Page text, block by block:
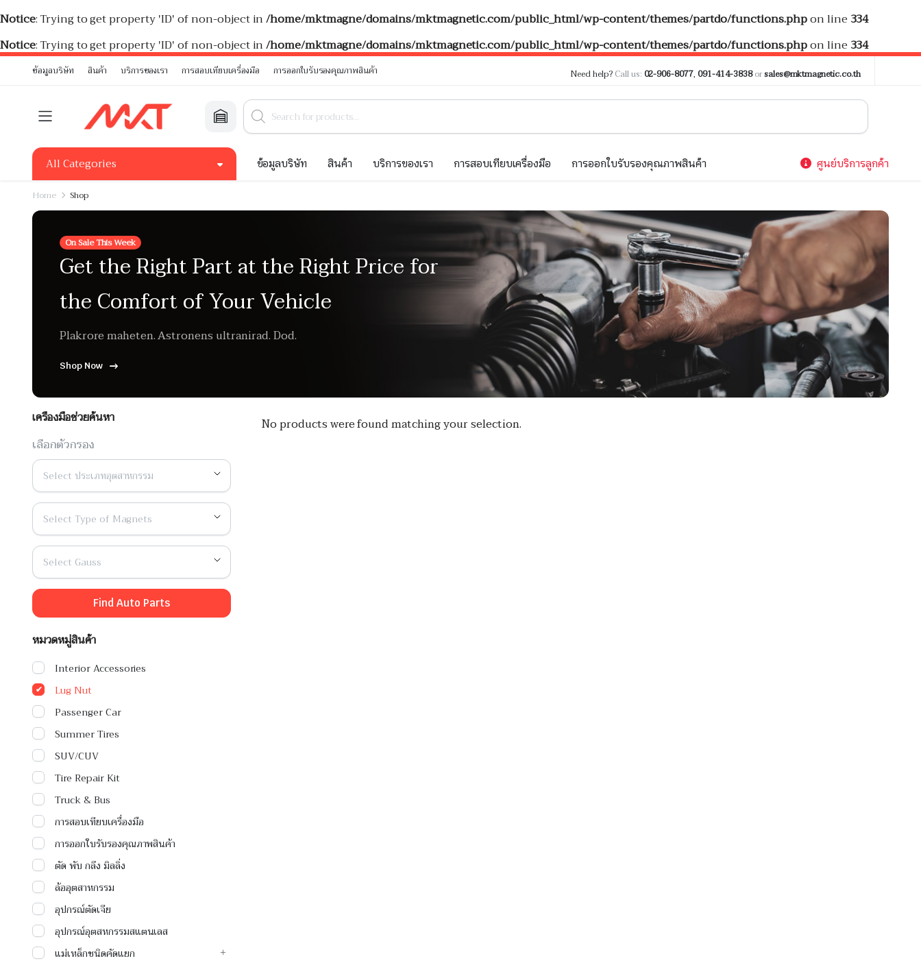
Notice: Trying to get property 'ID' of non-object in/home/mktmagne/domains/mktmagnetic.com/public_html/wp-content/themes/partdo/functions.phpon line 334
Notice: Trying to get property 'ID' of non-object in/home/mktmagne/domains/mktmagnetic.com/public_html/wp-content/themes/partdo/functions.phpon line 334
ข้อมูลบริษัท สินค้า บริการของเรา การสอบเทียบเครื่องมือ การออกใบรับรองคุณภาพสินค้า Need help? Call us: 02-906-8077,091-414-3838orsales@mktmagnetic.co.th
All Categories ข้อมูลบริษัท สินค้า บริการของเรา การสอบเทียบเครื่องมือ การออกใบรับรองคุณภาพสินค้า ศูนย์บริการลูกค้า
Home Shop
On Sale This Week
Get the Right Part at the Right Price for
the Comfort of Your Vehicle
Plakrore maheten. Astronens ultranirad. Dod.
Shop Now
No products were found matching your selection.
เครื่องมือช่วยค้นหา
เลือกตัวกรอง
Select ประเภทอุตสาหกรรม
Select Type of Magnets
Select Gauss
Find Auto Parts
หมวดหมู่สินค้า
Interior Accessories
Lug Nut
Passenger Car
Summer Tires
SUV/CUV
Tire Repair Kit
Truck & Bus
การสอบเทียบเครื่องมือ
การออกใบรับรองคุณภาพสินค้า
ตัด พับ กลึง มิลลิ่ง
ล้ออุตสาหกรรม
อุปกรณ์ตัดเจีย
อุปกรณ์อุตสหกรรมสแตนเลส
แม่เหล็กชนิดคัดแยก